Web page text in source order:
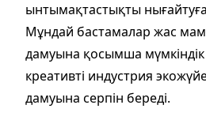
ынтымақтастықты
Мұндай бастамалар жас
дамуына қосымша
креативті индустрия
дамуына серпін береді.